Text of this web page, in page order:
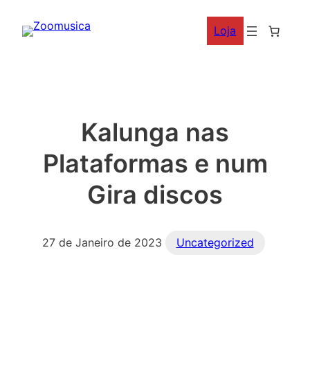
para
Loja
Kalunga nas
Plataformas e num
Gira discos
27 de Janeiro de 2023 Uncategorized